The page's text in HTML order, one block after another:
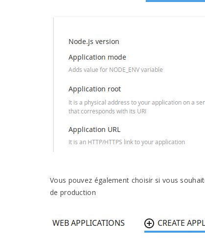
Vous pouvez également choisir si vous
de production